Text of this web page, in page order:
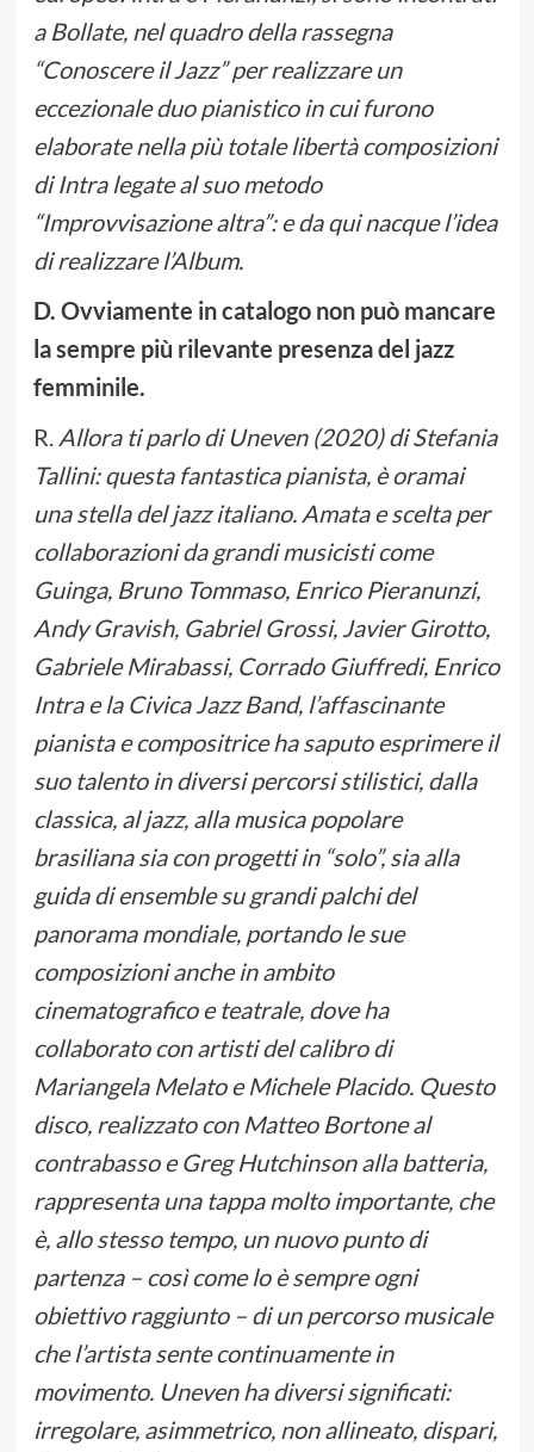
a Bollate, nel quadro della rassegna
“Conoscere il Jazz” per realizzare un
eccezionale duo pianistico in cui furono
elaborate nella più totale libertà composizioni
di Intra legate al suo metodo
“Improvvisazione altra”: e da qui nacque l’idea
di realizzare l’Album.
D. Ovviamente in catalogo non può mancare
la sempre più rilevante presenza del jazz
femminile.
R.Allora ti parlo di Uneven (2020) di Stefania
Tallini: questa fantastica pianista, è oramai
una stella del jazz italiano. Amata e scelta per
collaborazioni da grandi musicisti come
Guinga, Bruno Tommaso, Enrico Pieranunzi,
Andy Gravish, Gabriel Grossi, Javier Girotto,
Gabriele Mirabassi, Corrado Giuffredi, Enrico
Intra e la Civica Jazz Band, l’affascinante
pianista e compositrice ha saputo esprimere il
suo talento in diversi percorsi stilistici, dalla
classica, al jazz, alla musica popolare
brasiliana sia con progetti in “solo”, sia alla
guida di ensemble su grandi palchi del
panorama mondiale, portando le sue
composizioni anche in ambito
cinematografico e teatrale, dove ha
collaborato con artisti del calibro di
Mariangela Melato e Michele Placido. Questo
disco, realizzato con Matteo Bortone al
contrabasso e Greg Hutchinson alla batteria,
rappresenta una tappa molto importante, che
è, allo stesso tempo, un nuovo punto di
partenza – così come lo è sempre ogni
obiettivo raggiunto – di un percorso musicale
che l’artista sente continuamente in
movimento. Uneven ha diversi significati:
irregolare, asimmetrico, non allineato, dispari,